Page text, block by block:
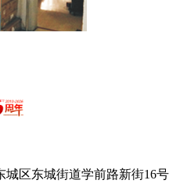
区东城街道学前路新街16